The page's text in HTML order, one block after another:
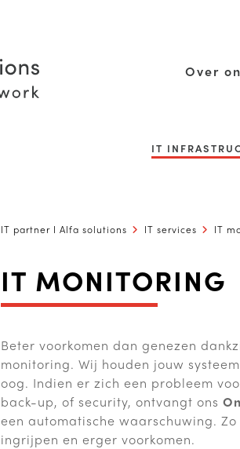
Over
IT
IT partner I Alfa solutions IT services IT
IT MONITORING
Beter voorkomen dan genezen
monitoring. Wij houden jouw
oog. Indien er zich een probleem
back-up, of security, ontvangt ons
een automatische waarschuwing.
ingrijpen en erger voorkomen.